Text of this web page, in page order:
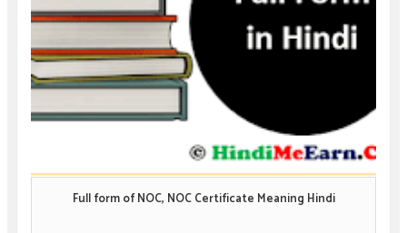
Full form of NOC, NOC Certificate Meaning Hindi